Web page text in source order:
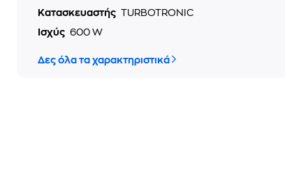
Κατασκευαστής TURBOTRONIC
Ισχύς 600 W
Δες όλα τα χαρακτηριστικά